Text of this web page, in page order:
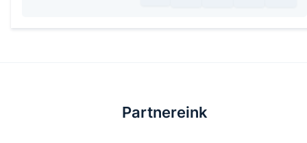
Partnereink